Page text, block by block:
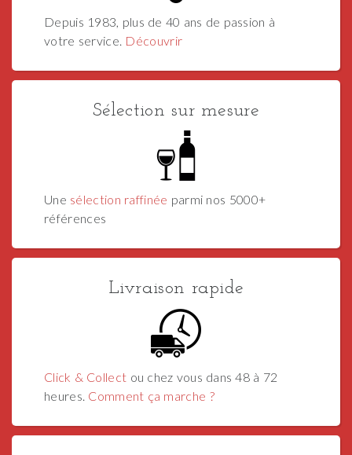
Depuis 1983, plus de 40 ans de passion à
votre service. Découvrir
Sélection sur mesure
Une sélection raffinée parmi nos 5000+
références
Livraison rapide
Click & Collect ou chez vous dans 48 à 72
heures. Comment ça marche ?